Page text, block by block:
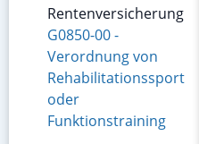
Rentenversicherung
G0850-00 -
Verordnung von
Rehabilitationssport
oder
Funktionstraining